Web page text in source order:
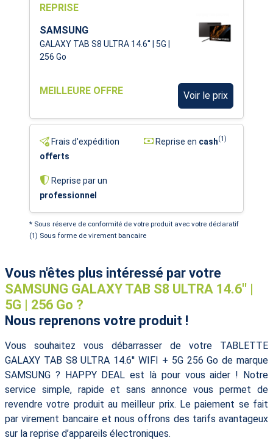
REPRISE
SAMSUNG
GALAXY TAB S8 ULTRA 14.6'' | 5G |
256 Go
MEILLEURE OFFRE Voir le prix
Frais d'expédition
offerts
Reprise en cash(1)
Reprise par un
professionnel
* Sous réserve de conformité de votre produit avec votre déclaratif
(1) Sous forme de virement bancaire
Vous n'êtes plus intéressé par votre
SAMSUNG GALAXY TAB S8 ULTRA 14.6'' |
5G | 256 Go ?
Nous reprenons votre produit !
Vous souhaitez vous débarrasser de votre TABLETTE
GALAXY TAB S8 ULTRA 14.6'' WIFI + 5G 256 Go de marque
SAMSUNG ? HAPPY DEAL est là pour vous aider ! Notre
service simple, rapide et sans annonce vous permet de
revendre votre produit au meilleur prix. Le paiement se fait
par virement bancaire et nous offrons des tarifs avantageux
sur la reprise d’appareils électroniques.